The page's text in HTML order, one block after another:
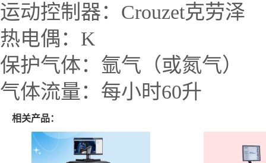
运动控制器： Crouzet克劳泽
热电偶： K
保护气体：氩气（或氮气）
气体流量：每小时60升
相关产品：